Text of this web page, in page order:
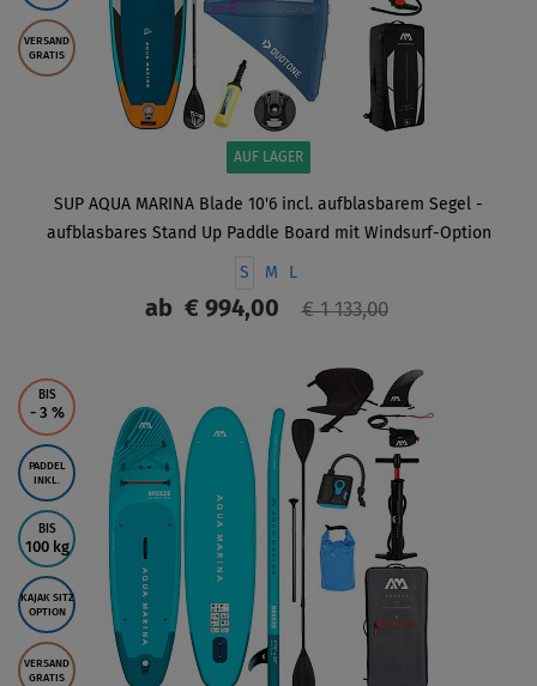
VERSAND
GRATIS
AUF LAGER
SUP AQUA MARINA Blade 10'6 incl. aufblasbarem Segel -
aufblasbares Stand Up Paddle Board mit Windsurf-Option
S M L
ab€ 994,00 € 1 133,00
BIS
- 3 %
PADDEL
INKL.
BIS
100 kg
KAJAK SITZ
OPTION
VERSAND
GRATIS